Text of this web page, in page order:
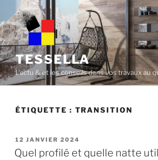
content
TESSELLA
L'actu & et les conseils dans vos travaux au
ÉTIQUETTE : TRANSITION
POSTED
ON
12 JANVIER 2024
Quel profilé et quelle natte